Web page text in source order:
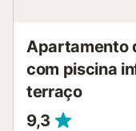
Apartamento
com piscina
terraço
9,3